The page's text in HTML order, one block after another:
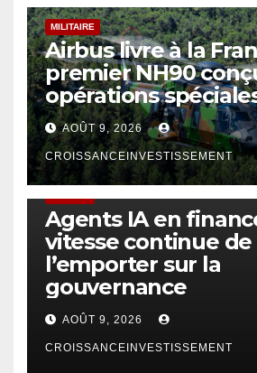
MILITAIRE
Airbus livre à la
premier NH90
opérations
AOÛT 9, 2026
CROISSANCEINVESTISSEMENT
Agents IA en
vitesse continue de
l’emporter sur la
gouvernance
AOÛT 9, 2026
CROISSANCEINVESTISSEMENT